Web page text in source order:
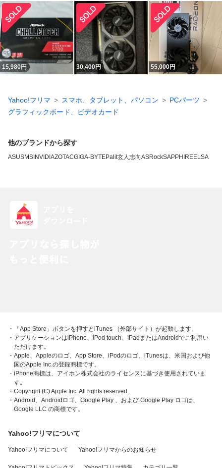
15,980円 30,400円 55,000円
Yahoo!フリマ スマホ、タブレット、パソコン
PCパーツ
グラフィックボード、ビデオカード
他のブランドから探す
ASUSMSI NVIDIAZOTACGIGA-BYTEPalit玄人志向ASRockSAPPHIREELSA
・「App Store」ボタンを押すとiTunes （外部サイト）が起動します。
・アプリケーションはiPhone、iPod touch、iPadまたはAndroidでご利用い
ただけます。
・Apple、Appleのロゴ、App Store、iPodのロゴ、iTunesは、米国および他
国のApple Inc.の登録商標です。
・iPhone商標は、アイホン株式会社のライセンスに基づき使用されていま
す。
・Copyright (C) Apple Inc. All rights reserved.
・Android、Androidロゴ、Google Play 、および Google Play ロゴは、
Google LLC の商標です。
Yahoo!フリマについて
Yahoo!フリマについて Yahoo!フリマからのお知らせ